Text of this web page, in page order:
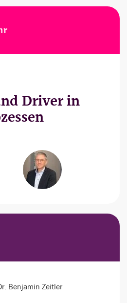
Driver in
Benjamin Zeitler